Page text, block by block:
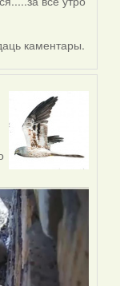
каментары.